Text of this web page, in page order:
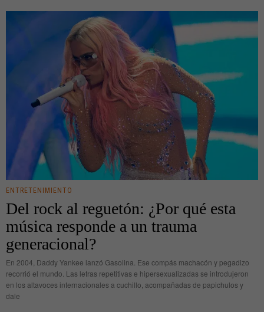
ENTRETENIMIENTO
Del rock al reguetón: ¿Por qué esta
música responde a un trauma
generacional?
En 2004, Daddy Yankee lanzó Gasolina. Ese compás machacón y pegadizo
recorrió el mundo. Las letras repetitivas e hipersexualizadas se introdujeron
en los altavoces internacionales a cuchillo, acompañadas de papichulos y
dale